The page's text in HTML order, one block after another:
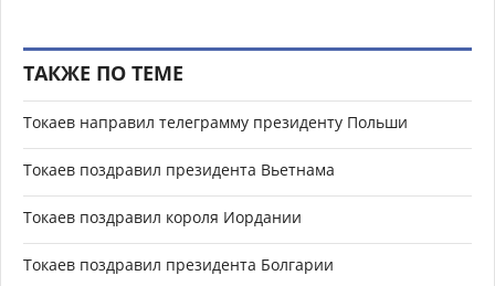
ТАКЖЕ ПО ТЕМЕ
Токаев направил телеграмму президенту Польши
Токаев поздравил президента Вьетнама
Токаев поздравил короля Иордании
Токаев поздравил президента Болгарии